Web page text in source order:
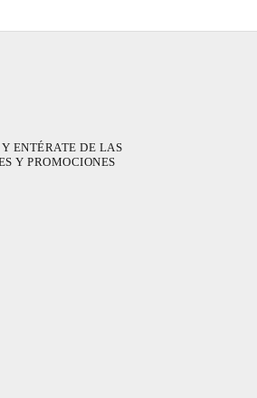
Y ENTÉRATE DE LAS
Y PROMOCIONES